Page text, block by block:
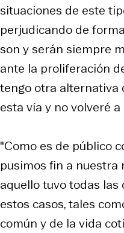
situaciones de este
perjudicando de
son y serán siempre
ante la proliferación
tengo otra alternativa
esta vía y no volveré
"Como es de público
pusimos fin a nuestra
aquello tuvo todas las
estos casos, tales
común y de la vida